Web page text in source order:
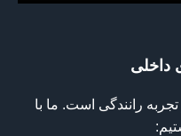
داخلی
رانندگی است. ما با